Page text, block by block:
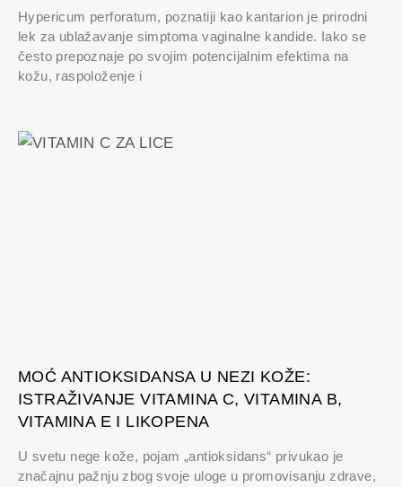
Hypericum perforatum, poznatiji kao kantarion je prirodni
lek za ublažavanje simptoma vaginalne kandide. Iako se
često prepoznaje po svojim potencijalnim efektima na
kožu, raspoloženje i
MOĆ ANTIOKSIDANSA U NEZI KOŽE:
ISTRAŽIVANJE VITAMINA C, VITAMINA B,
VITAMINA E I LIKOPENA
U svetu nege kože, pojam „antioksidans“ privukao je
značajnu pažnju zbog svoje uloge u promovisanju zdrave,